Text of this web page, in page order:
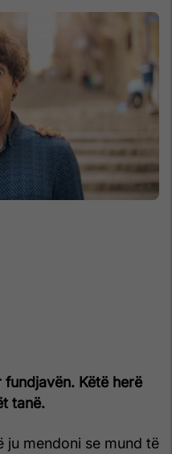
Këtë herë
tanë.
ju mendoni se mund të